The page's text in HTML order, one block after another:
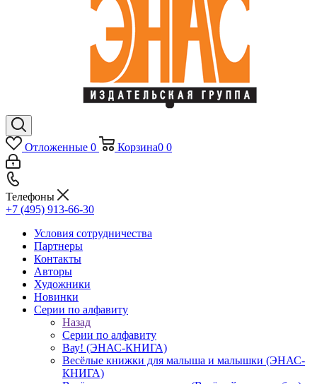
Отложенные 0 Корзина0 0
Телефоны
+7 (495) 913-66-30
Условия сотрудничества
Партнеры
Контакты
Авторы
Художники
Новинки
Серии по алфавиту
Назад
Серии по алфавиту
Вау! (ЭНАС-КНИГА)
Весёлые книжки для малыша и малышки (ЭНАС-
КНИГА)